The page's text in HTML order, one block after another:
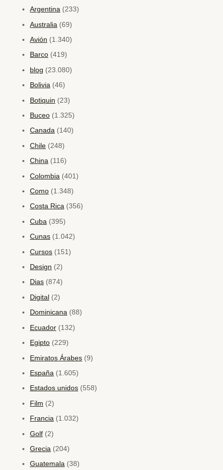
Argentina (233)
Australia (69)
Avión (1.340)
Barco (419)
blog (23.080)
Bolivia (46)
Botiquin (23)
Buceo (1.325)
Canada (140)
Chile (248)
China (116)
Colombia (401)
Como (1.348)
Costa Rica (356)
Cuba (395)
Cunas (1.042)
Cursos (151)
Design (2)
Dias (874)
Digital (2)
Dominicana (88)
Ecuador (132)
Egipto (229)
Emiratos Árabes (9)
España (1.605)
Estados unidos (558)
Film (2)
Francia (1.032)
Golf (2)
Grecia (204)
Guatemala (38)